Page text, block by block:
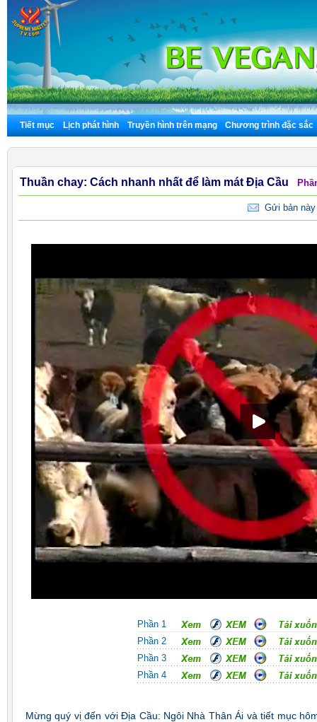
Tiết mục Lịch phát hình Truyền hình trên mạng Chương trình đặc sắc
Thuần chay: Cách nhanh nhất để làm mát Địa Cầu
Gửi bản
Phần 1
Phần 2
Phần 3
Phần 4
Mừng quý vị đến với Địa Cầu: Ngôi Nhà Thân Ái và tiết mục